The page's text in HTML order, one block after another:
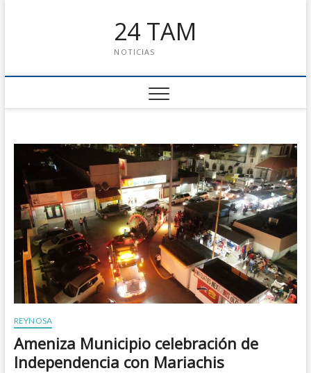
24 TAM
NOTICIAS
REYNOSA
Ameniza Municipio celebración de
Independencia con Mariachis